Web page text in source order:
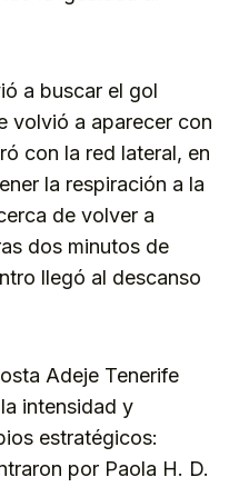
a buscar el gol
volvió a aparecer con
con la red lateral, en
la respiración a la
de volver a
dos minutos de
llegó al descanso
Adeje Tenerife
intensidad y
estratégicos:
por Paola H. D.